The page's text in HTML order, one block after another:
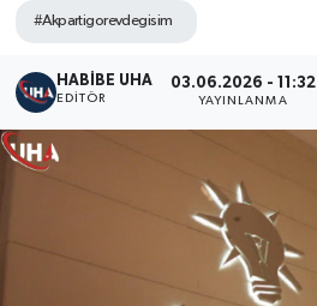
#Akpartigorevdegisim
HABİBE UHA
EDITÖR
03.06.2026 - 11:32
YAYINLANMA